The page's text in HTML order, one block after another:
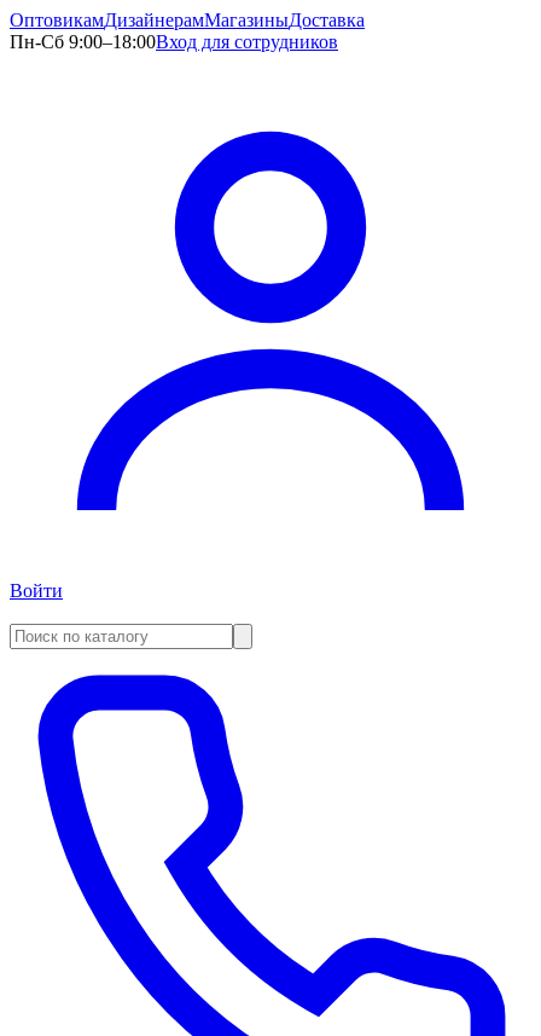
ОптовикамДизайнерамМагазиныДоставка
Пн-Сб 9:00–18:00Вход для сотрудников
Войти